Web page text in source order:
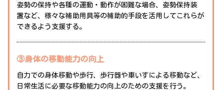
姿勢の保持や各種の運動・動作が困難な場合、姿勢保持装
置など、様々な補助用具等の補助的手段を活用してこれらが
できるよう支援する。
③身体の移動能力の向上
自力での身体移動や歩行、歩行器や車いすによる移動など、
日常生活に必要な移動能力の向上のための支援を行う。